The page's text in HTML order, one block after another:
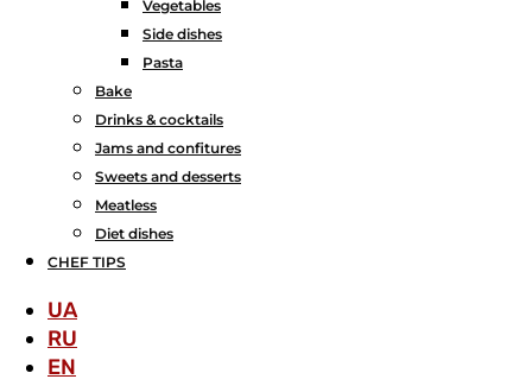
Vegetables
Side dishes
Pasta
Bake
Drinks & cocktails
Jams and confitures
Sweets and desserts
Meatless
Diet dishes
CHEF TIPS
UA
RU
EN